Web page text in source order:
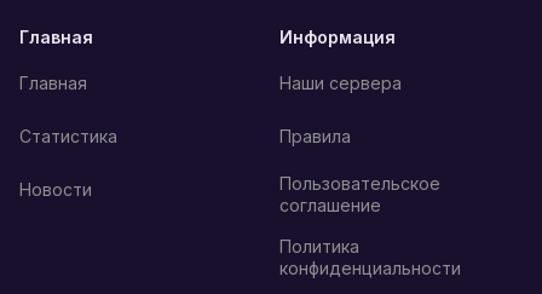
Главная
Главная
Статистика
Новости
Информация
Наши сервера
Правила
Пользовательское
соглашение
Политика
конфиденциальности